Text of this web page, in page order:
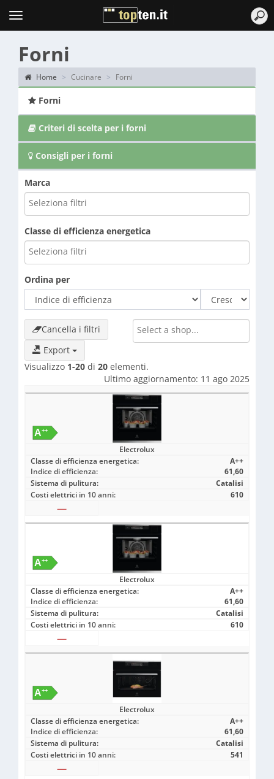
Topten
Menu
Forni
Home Cucinare Forni
Forni
Criteri di scelta per i forni
Consigli per i forni
Marca
Classe di efficienza energetica
Ordina per
Cancella i filtri
Export
Visualizzo 1-20 di 20 elementi.
Ultimo aggiornamento: 11 ago 2025
Electrolux
Classe di efficienza energetica:
A++
Indice di efficienza:
61,60
Sistema di pulitura:
Catalisi
Costi elettrici in 10 anni:
610
—
Electrolux
Classe di efficienza energetica:
A++
Indice di efficienza:
61,60
Sistema di pulitura:
Catalisi
Costi elettrici in 10 anni:
610
—
Electrolux
Classe di efficienza energetica:
A++
Indice di efficienza:
61,60
Sistema di pulitura:
Catalisi
Costi elettrici in 10 anni:
541
—